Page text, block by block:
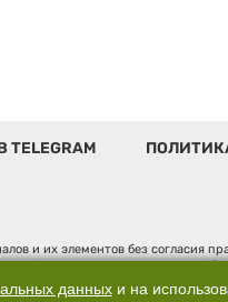
и их элементов без согласия
и массовых
г. Екатеринбург, ул. Бориса
данныхи на